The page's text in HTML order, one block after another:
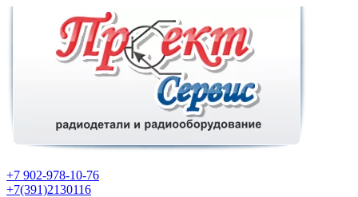
+7 902-978-10-76
+7(391)2130116